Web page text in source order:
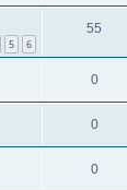
5 6
55
0
0
0